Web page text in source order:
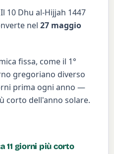
Il 10 Dhu al-Hijjah 1447
nel27 maggio
fissa, come il 1°
gregoriano diverso
prima ogni anno —
corto dell'anno solare.
11 giorni più corto